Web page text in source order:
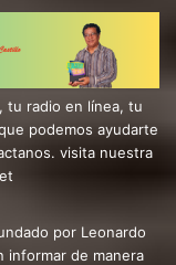
tu radio en línea, tu
podemos ayudarte
visita nuestra
por Leonardo
informar de manera